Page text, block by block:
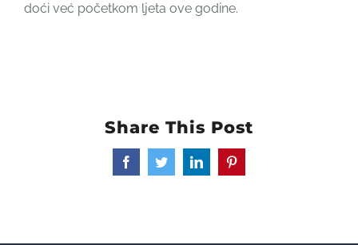
doći već početkom ljeta ove godine.
Share This Post
FacebookTwitterLinkedInPinterest